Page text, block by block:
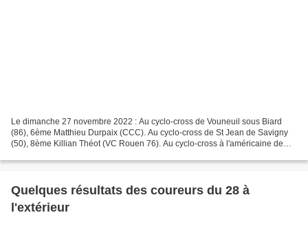
Le dimanche 27 novembre 2022 : Au cyclo-cross de Vouneuil sous Biard
(86), 6ème Matthieu Durpaix (CCC). Au cyclo-cross de St Jean de Savigny
(50), 8ème Killian Théot (VC Rouen 76). Au cyclo-cross à l'américaine de
Quelques résultats des coureurs du 28 à
l'extérieur